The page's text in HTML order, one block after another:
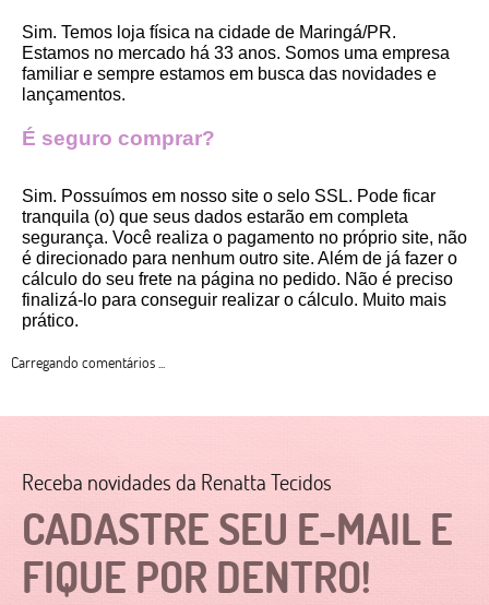
Sim. Temos loja física na cidade de Maringá/PR.
Estamos no mercado há 33 anos. Somos uma empresa
familiar e sempre estamos em busca das novidades e
lançamentos.
É seguro comprar?
Sim. Possuímos em nosso site o selo SSL. Pode ficar
tranquila (o) que seus dados estarão em completa
segurança. Você realiza o pagamento no próprio site, não
é direcionado para nenhum outro site. Além de já fazer o
cálculo do seu frete na página no pedido. Não é preciso
finalizá-lo para conseguir realizar o cálculo. Muito mais
prático.
Carregando comentários ...
CADASTRE SEU E-MAIL E
FIQUE POR DENTRO!
Receba novidades da Renatta Tecidos